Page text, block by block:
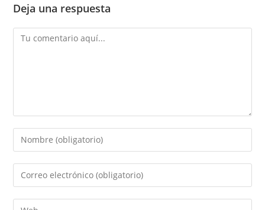
Deja una respuesta
Comentario
Introduce
tu
nombre
Introduce
tu
dirección
Introduce